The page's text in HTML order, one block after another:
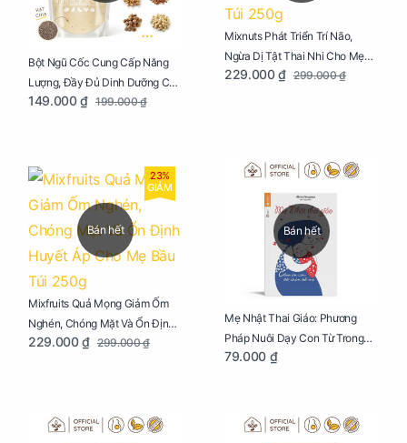
Bột Ngũ Cốc Cung Cấp Năng
Lượng, Đầy Đủ Dinh Dưỡng Cho
Mẹ Bầu Túi 250g
149.000 ₫ 199.000 ₫
Mixnuts Phát Triển Trí Não,
Ngừa Dị Tật Thai Nhi Cho Mẹ
Bầu Túi 250g
229.000 ₫ 299.000 ₫
Bán hết
23%
GIẢM
Mixfruits Quả Mọng Giảm Ốm
Nghén, Chóng Mặt Và Ổn Định
Huyết Áp Cho Mẹ Bầu Túi 250g
229.000 ₫ 299.000 ₫
Bán hết
Mẹ Nhật Thai Giáo: Phương
Pháp Nuôi Dạy Con Từ Trong
Bụng Mẹ
79.000 ₫